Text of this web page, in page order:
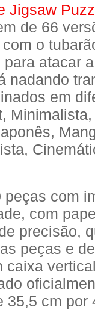
Jigsaw
de 66
o
atacar
nadando
em
peças com
com
precisão,
peças e
caixa
35,5 cm por